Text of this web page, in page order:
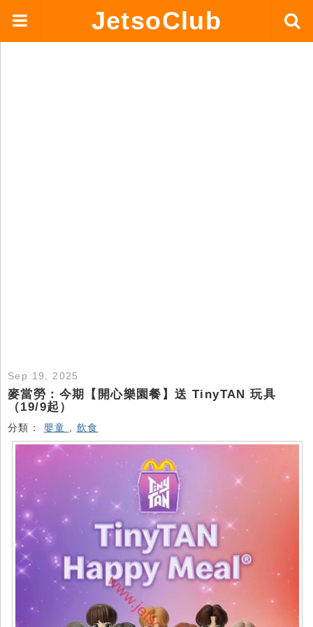
JetsoClub
Sep 19, 2025
麥當勞：今期【開心樂園餐】送 TinyTAN 玩具
（19/9起）
分類： 嬰童 飲食